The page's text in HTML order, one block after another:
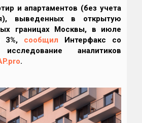
и апартаментов (без учета
выведенных в открытую
границах Москвы, в июле
3%, сообщил Интерфакс со
аналитиков
.